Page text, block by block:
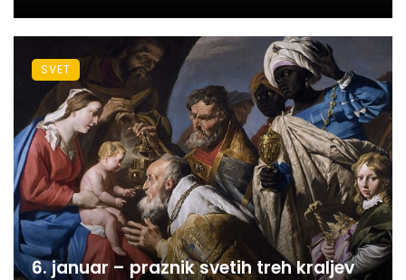
6. januar – praznik svetih treh kraljev
SVET